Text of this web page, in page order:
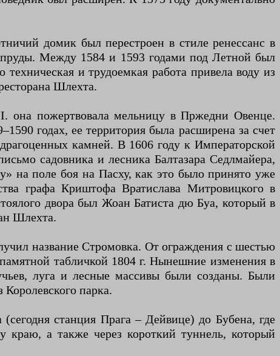
домик был перестроен в стиле ренессанс в
пруды. Между 1584 и 1593 годами под Летной был
и трудоемкая работа привела воду из
Шлехта.
она пожертвовала мельницу в Пржедни Овенце.
годах, ее территория была расширена за счет
камней. В 1606 году к Императорской
садовника и лесника Балтазара Седлмайера,
на поле боя на Пасху, как это было принято уже
графа Криштофа Вратислава Митровицкого в
двора был Жоан Батиста дю Буа, который в
Шлехта.
название Стромовка. От ограждения с шестью
табличкой 1804 г. Нынешние изменения в
луга и лесные массивы были созданы. Были
парка.
станция Прага – Дейвице) до Бубена, где
краю, а также через короткий туннель, который